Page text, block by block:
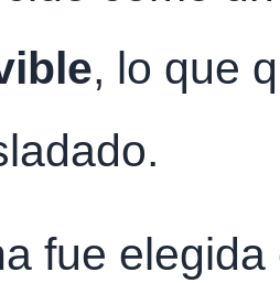
, lo que
fue